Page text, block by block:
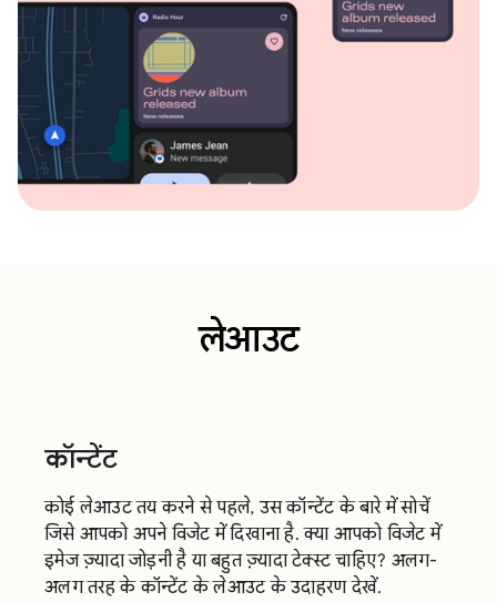
लेआउट
कॉन्टेंट
कोई लेआउट तय करने से पहले, उस कॉन्टेंट के बारे में सोचें
जिसे आपको अपने विजेट में दिखाना है. क्या आपको विजेट में
इमेज ज़्यादा जोड़नी है या बहुत ज़्यादा टेक्स्ट चाहिए? अलग-
अलग तरह के कॉन्टेंट के लेआउट के उदाहरण देखें.